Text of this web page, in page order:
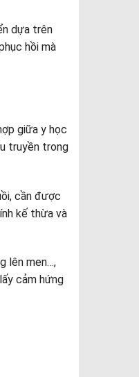
dựa trên
hồi mà
giữa y học
truyền trong
cần được
kế thừa và
lên men…,
cảm hứng